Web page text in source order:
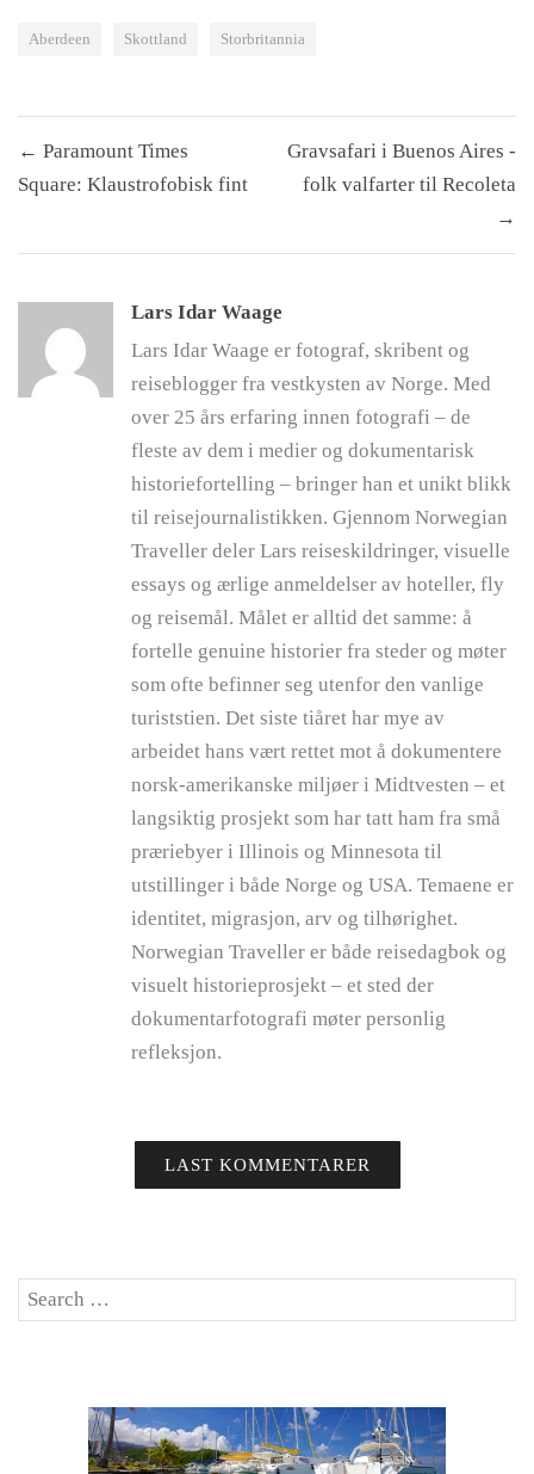
Aberdeen Skottland Storbritannia
Innleggsnavigasjon
← Paramount Times
Square: Klaustrofobisk fint
Gravsafari i Buenos Aires -
folk valfarter til Recoleta
→
Lars Idar Waage
Lars Idar Waage er fotograf, skribent og
reiseblogger fra vestkysten av Norge. Med
over 25 års erfaring innen fotografi – de
fleste av dem i medier og dokumentarisk
historiefortelling – bringer han et unikt blikk
til reisejournalistikken. Gjennom Norwegian
Traveller deler Lars reiseskildringer, visuelle
essays og ærlige anmeldelser av hoteller, fly
og reisemål. Målet er alltid det samme: å
fortelle genuine historier fra steder og møter
som ofte befinner seg utenfor den vanlige
turiststien. Det siste tiåret har mye av
arbeidet hans vært rettet mot å dokumentere
norsk-amerikanske miljøer i Midtvesten – et
langsiktig prosjekt som har tatt ham fra små
præriebyer i Illinois og Minnesota til
utstillinger i både Norge og USA. Temaene er
identitet, migrasjon, arv og tilhørighet.
Norwegian Traveller er både reisedagbok og
visuelt historieprosjekt – et sted der
dokumentarfotografi møter personlig
refleksjon.
LAST KOMMENTARER
Search